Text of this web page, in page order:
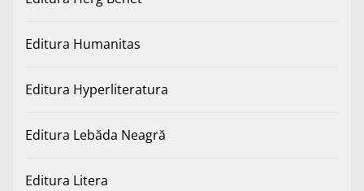
Editura Humanitas
Editura Hyperliteratura
Editura Lebăda Neagră
Editura Litera